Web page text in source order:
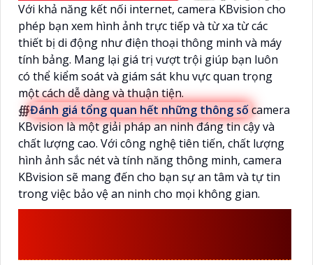
Với khả năng kết nối internet, camera KBvision cho
phép bạn xem hình ảnh trực tiếp và từ xa từ các
thiết bị di động như điện thoại thông minh và máy
tính bảng. Mang lại giá trị vượt trội giúp bạn luôn
có thể kiểm soát và giám sát khu vực quan trọng
một cách dễ dàng và thuận tiện.
∰Đánh giá tổng quan hết những thông sốcamera
KBvision là một giải pháp an ninh đáng tin cậy và
chất lượng cao. Với công nghệ tiên tiến, chất lượng
hình ảnh sắc nét và tính năng thông minh, camera
KBvision sẽ mang đến cho bạn sự an tâm và tự tin
trong việc bảo vệ an ninh cho mọi không gian.